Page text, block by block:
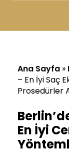
Ana Sayfa »
– En İyi Saç
Prosedürler
En İyi